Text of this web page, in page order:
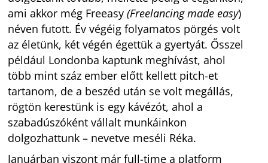
ami akkor még Freeasy(Freelancing made easy)
néven futott. Év végéig folyamatos pörgés volt
az életünk, két végén égettük a gyertyát. Ősszel
például Londonba kaptunk meghívást, ahol
több mint száz ember előtt kellett pitch-et
tartanom, de a beszéd után se volt megállás,
rögtön kerestünk is egy kávézót, ahol a
szabadúszóként vállalt munkáinkon
dolgozhattunk – nevetve meséli Réka.
Januárban viszont már full-time a platform